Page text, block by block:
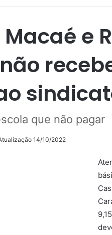
e
que não pagar
14/10/2022